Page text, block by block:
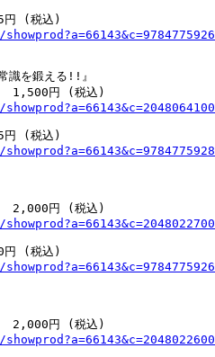
円 (税込)
識を鍛える!!』
1,500円 (税込)
円 (税込)
2,000円 (税込)
円 (税込)
2,000円 (税込)